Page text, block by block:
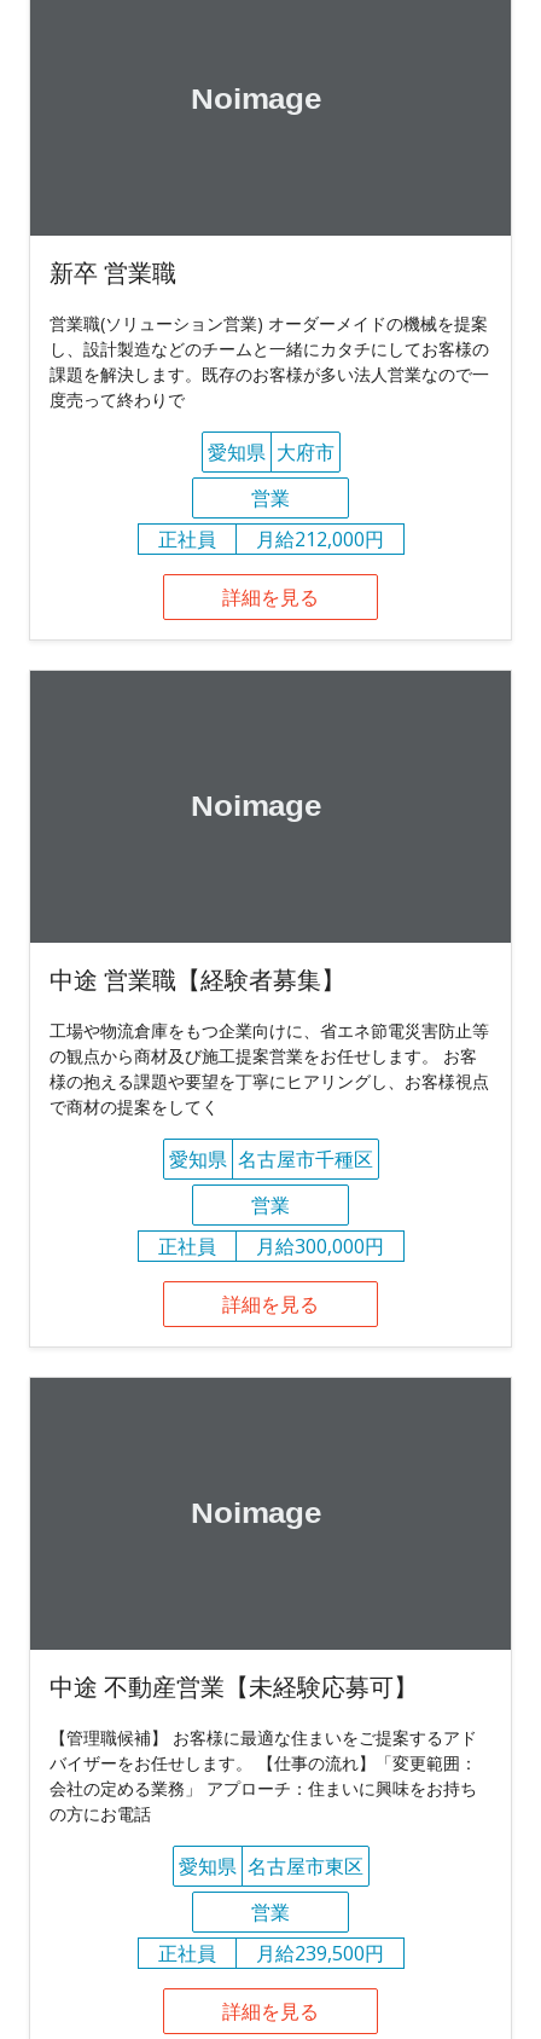
新卒 営業職
営業職(ソリューション営業) オーダーメイドの機械を提案
し、設計製造などのチームと一緒にカタチにしてお客様の
課題を解決します。既存のお客様が多い法人営業なので一
度売って終わりで
愛知県 大府市
営業
正社員
月給212,000円
詳細を見る
中途 営業職【経験者募集】
工場や物流倉庫をもつ企業向けに、省エネ節電災害防止等
の観点から商材及び施工提案営業をお任せします。 お客
様の抱える課題や要望を丁寧にヒアリングし、お客様視点
で商材の提案をしてく
愛知県 名古屋市千種区
営業
正社員
月給300,000円
詳細を見る
中途 不動産営業【未経験応募可】
【管理職候補】 お客様に最適な住まいをご提案するアド
バイザーをお任せします。 【仕事の流れ】「変更範囲：
会社の定める業務」 アプローチ：住まいに興味をお持ち
の方にお電話
愛知県 名古屋市東区
営業
正社員
月給239,500円
詳細を見る